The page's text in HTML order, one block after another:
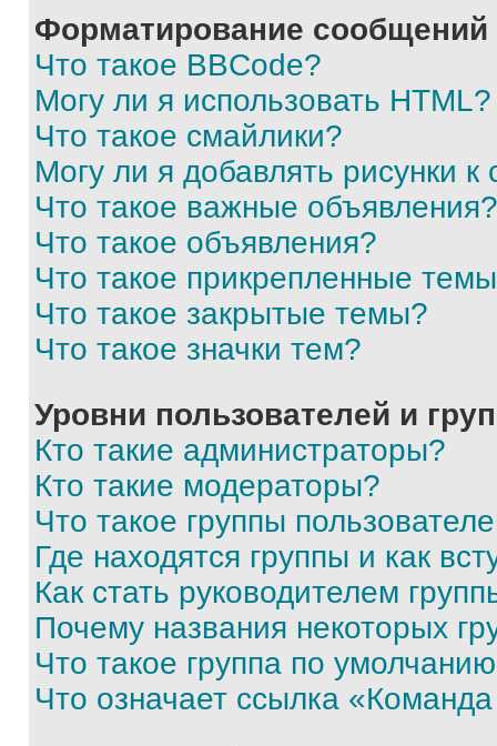
Форматирование
Что такое BBCode?
Могу ли я использовать HTML?
Что такое смайлики?
Могу ли я добавлять рисунки
Что такое важные объявления?
Что такое объявления?
Что такое прикрепленные
Что такое закрытые темы?
Что такое значки тем?
Уровни пользователей и
Кто такие администраторы?
Кто такие модераторы?
Что такое группы
Где находятся группы и как
Как стать руководителем
Почему названия некоторых
Что такое группа по
Что означает ссылка